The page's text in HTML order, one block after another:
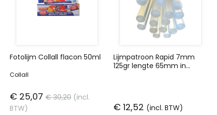
Fotolijm Collall flacon 50ml
Collall
€ 25,07 € 30,20 (incl.
BTW)
Lijmpatroon Rapid 7mm
125gr lengte 65mm in
€ 12,52 (incl. BTW)